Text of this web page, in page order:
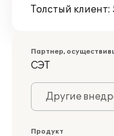
Толстый клиент:
Партнер,
СЭТ
Другие
Продукт